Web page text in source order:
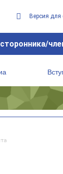
Версия